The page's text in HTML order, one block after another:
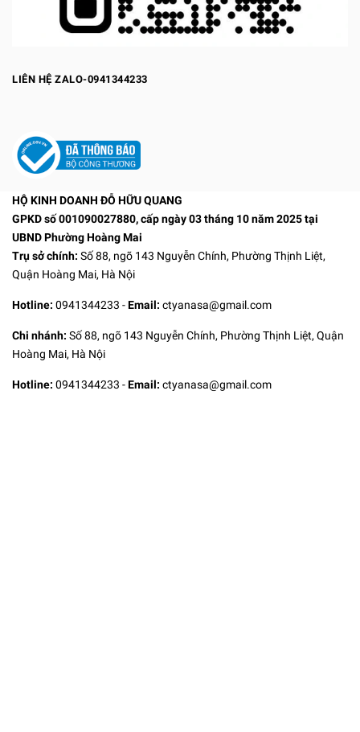
LIÊN HỆ ZALO-0941344233
HỘ KINH DOANH ĐỖ HỮU QUANG
GPKD số 001090027880, cấp ngày 03 tháng 10 năm 2025 tại
UBND Phường Hoàng Mai
Trụ sở chính: Số 88, ngõ 143 Nguyễn Chính, Phường Thịnh Liệt,
Quận Hoàng Mai, Hà Nội
Hotline: 0941344233 -Email: ctyanasa@gmail.com
Chi nhánh: Số 88, ngõ 143 Nguyễn Chính, Phường Thịnh Liệt, Quận
Hoàng Mai, Hà Nội
Hotline: 0941344233 -Email: ctyanasa@gmail.com